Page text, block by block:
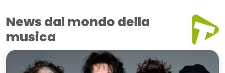
News dal mondo della
musica